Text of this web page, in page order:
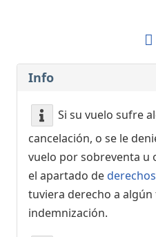
Info
Si su vuelo sufre
cancelación, o se le
vuelo por sobreventa u
el apartado de
tuviera derecho a
indemnización.